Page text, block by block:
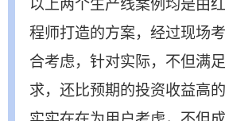
以上两个生产线案例均是由
程师打造的方案，经过现场
合考虑，针对实际，不但满
求，还比预期的投资收益高